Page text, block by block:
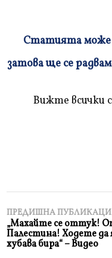
и
Статията може
затова ще се
Вижте всички
ПРЕДИШНА
„Махайте се оттук!
Палестина! Ходете да
хубава бира“ – Видео